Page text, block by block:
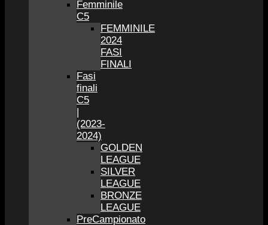
Femminile
C5
FEMMINILE
2024
FASI
FINALI
Fasi
finali
C5
|
(2023-
2024)
GOLDEN
LEAGUE
SILVER
LEAGUE
BRONZE
LEAGUE
PreCampionato